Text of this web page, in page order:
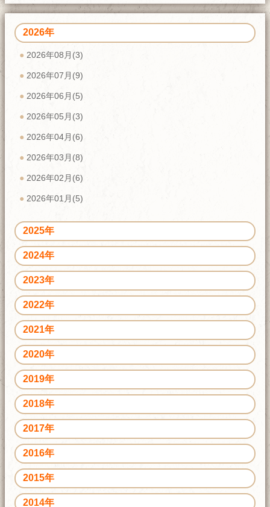
2026年
2026年08月(3)
2026年07月(9)
2026年06月(5)
2026年05月(3)
2026年04月(6)
2026年03月(8)
2026年02月(6)
2026年01月(5)
2025年
2024年
2023年
2022年
2021年
2020年
2019年
2018年
2017年
2016年
2015年
2014年